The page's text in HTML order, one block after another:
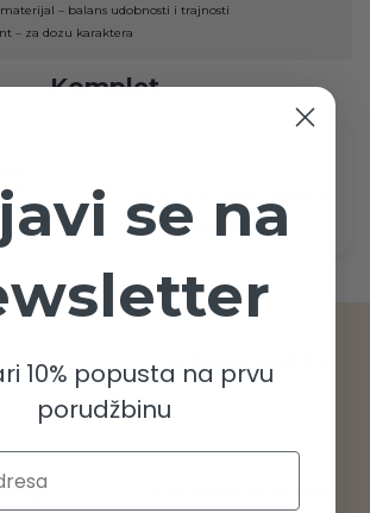
– balans udobnosti i trajnosti
– za dozu karaktera
Komplet
bež
4990,00 RSD
Telefonska podrška
se na
10% popusta na prvu
porudžbinu